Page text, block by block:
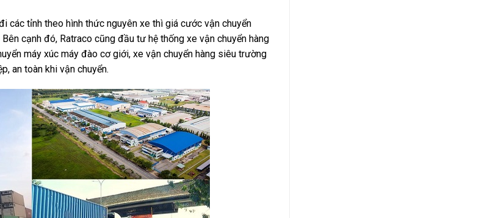
các tỉnh theo hình thức nguyên xe thì giá cước vận chuyển
cạnh đó, Ratraco cũng đầu tư hệ thống xe vận chuyển hàng
máy xúc máy đào cơ giới, xe vận chuyển hàng siêu trường
an toàn khi vận chuyển.